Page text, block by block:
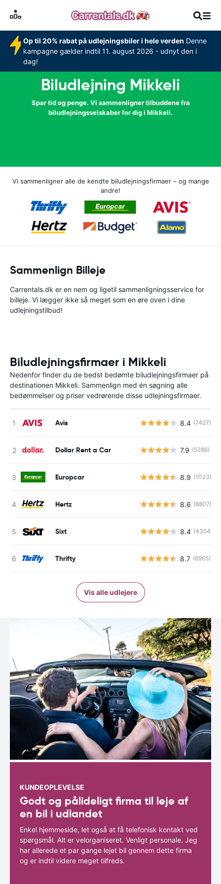
Op til 20% rabat på udlejningsbiler i hele verden Denne
kampagne gælder indtil 11. august 2026 - udnyt den i
dag!
Biludlejning Mikkeli
Spar tid og penge. Vi sammenligner tilbuddene fra
biludlejningsselskaber for dig i Mikkeli.
Vi sammenligner alle de kendte biludlejningsfirmaer – og mange
andre!
Sammenlign Billeje
Carrentals.dk er en nem og ligetil sammenligningsservice for
billeje. Vi lægger ikke så meget som en øre oven i dine
udlejningstilbud!
Biludlejningsfirmaer i Mikkeli
Nedenfor finder du de bedst bedømte biludlejningsfirmaer på
destinationen Mikkeli. Sammenlign med én søgning alle
bedømmelser og priser vedrørende disse udlejningsfirmaer.
Avis 8.4 (7427)
Dollar Rent a Car 7.9 (5286)
Europcar 8.9 (10239)
Hertz 8.6 (8807)
Sixt 8.4 (4354)
Thrifty 8.7 (6965)
Vis alle udlejere
KUNDEOPLEVELSE
Godt og pålideligt firma til leje af
en bil i udlandet
Enkel hjemmeside, let også at få telefonisk kontakt ved
spørgsmål. Alt er velorganiseret. Venligt personale. Jeg
har allerede et par gange lejet bil gennem dette firma
og er indtil videre meget tilfreds.